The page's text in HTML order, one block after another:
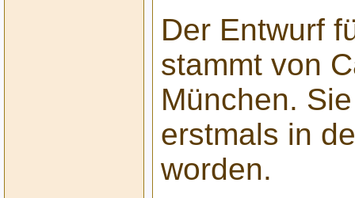
Der Entwurf
stammt von
München.
erstmals in
worden.